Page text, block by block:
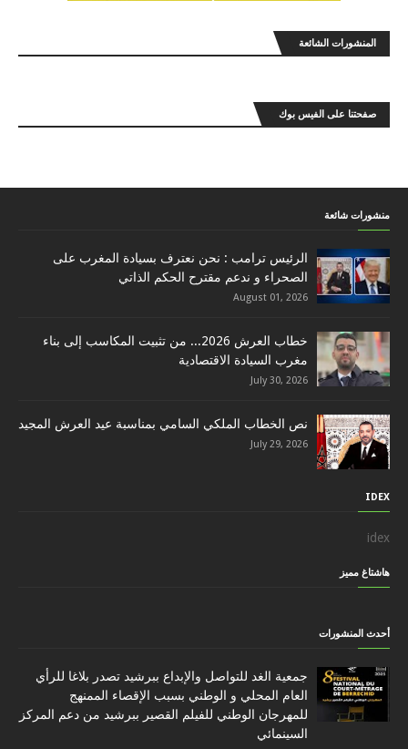
المنشورات الشائعة
صفحتنا على الفيس بوك
منشورات شائعة
الرئيس ترامب : نحن نعترف بسيادة المغرب على
الصحراء و ندعم مقترح الحكم الذاتي
August 01, 2026
خطاب العرش 2026... من تثبيت المكاسب إلى بناء
مغرب السيادة الاقتصادية
July 30, 2026
نص الخطاب الملكي السامي بمناسبة عيد العرش المجيد
July 29, 2026
IDEX
idex
هاشتاغ مميز
أحدث المنشورات
جمعية الغد للتواصل والإبداع ببرشيد تصدر بلاغا للرأي
العام المحلي و الوطني بسبب الإقصاء الممنهج
للمهرجان الوطني للفيلم القصير ببرشيد من دعم المركز
السينمائي